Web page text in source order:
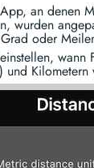
an denen
wurden
oder
und Kilometern